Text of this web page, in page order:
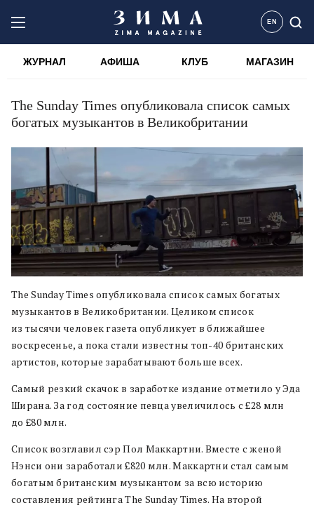
EN
ЖУРНАЛ АФИША КЛУБ МАГАЗИН
The Sunday Times опубликовала список самых
богатых музыкантов в Великобритании
The Sunday Times опубликовала список самых богатых
музыкантов в Великобритании. Целиком список
из тысячи человек газета опубликует в ближайшее
воскресенье, а пока стали известны топ-40 британских
артистов, которые зарабатывают больше всех.
Самый резкий скачок в заработке издание отметило у Эда
Ширана. За год состояние певца увеличилось с £28 млн
до £80 млн.
Список возглавил сэр Пол Маккартни. Вместе с женой
Нэнси они заработали £820 млн. Маккартни стал самым
богатым британским музыкантом за всю историю
составления рейтинга The Sunday Times. На второй